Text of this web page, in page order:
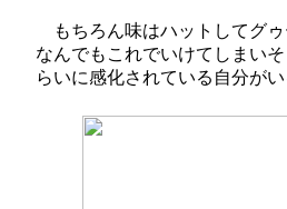
もちろん味はハットしてグ
なんでもこれでいけてしまい
らいに感化されている自分が